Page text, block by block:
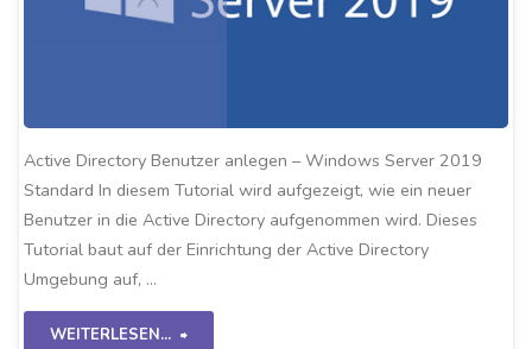
Active Directory Benutzer anlegen – Windows Server 2019
Standard In diesem Tutorial wird aufgezeigt, wie ein neuer
Benutzer in die Active Directory aufgenommen wird. Dieses
Tutorial baut auf der Einrichtung der Active Directory
Umgebung auf, …
WEITERLESEN...
"AD-